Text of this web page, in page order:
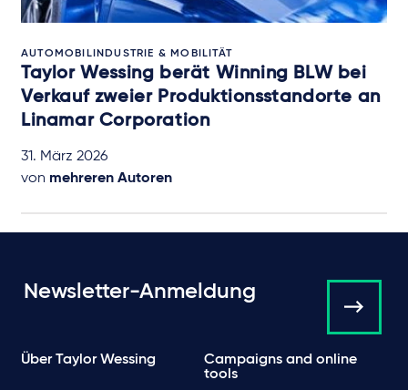
AUTOMOBILINDUSTRIE & MOBILITÄT
Taylor Wessing berät Winning BLW bei
Verkauf zweier Produktionsstandorte an
Linamar Corporation
31. März 2026
von mehreren Autoren
Newsletter-Anmeldung
Über Taylor Wessing
Campaigns and online
tools